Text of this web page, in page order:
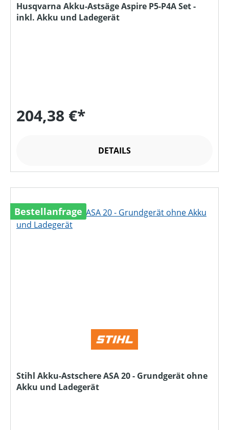
Husqvarna Akku-Astsäge Aspire P5-P4A Set -
inkl. Akku und Ladegerät
204,38 €*
DETAILS
Bestellanfrage
Stihl Akku-Astschere ASA 20 - Grundgerät ohne
Akku und Ladegerät